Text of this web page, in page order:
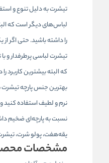
تیشرت به دلیل تنوع و
لباس‌های دیگر است که
را داشته باشید. حتی اگر
تیشرت لباسی پرطرفدار و
که البته بیشترین کاربرد
بهترین جنس پارچه
نرم و لطیف استفاده کنید
نسبت به پارچه‌ای ضخیم
یقه‌هفت، پولو شرت،
مشخصات